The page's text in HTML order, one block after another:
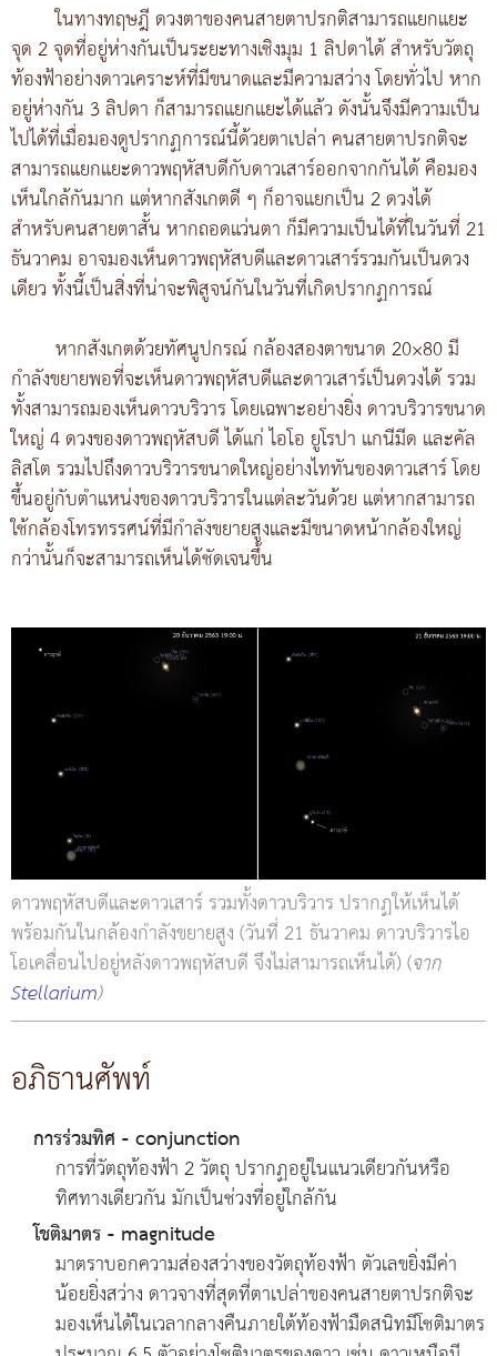
ในทางทฤษฎี ดวงตาของคนสายตาปรกติสามารถแยกแยะ
จุด 2 จุดที่อยู่ห่างกันเป็นระยะทางเชิงมุม 1 ลิปดาได้ สำหรับวัตถุ
ท้องฟ้าอย่างดาวเคราะห์ที่มีขนาดและมีความสว่าง โดยทั่วไป หาก
อยู่ห่างกัน 3 ลิปดา ก็สามารถแยกแยะได้แล้ว ดังนั้นจึงมีความเป็น
ไปได้ที่เมื่อมองดูปรากฏการณ์นี้ด้วยตาเปล่า คนสายตาปรกติจะ
สามารถแยกแยะดาวพฤหัสบดีกับดาวเสาร์ออกจากกันได้ คือมอง
เห็นใกล้กันมาก แต่หากสังเกตดี ๆ ก็อาจแยกเป็น 2 ดวงได้
สำหรับคนสายตาสั้น หากถอดแว่นตา ก็มีความเป็นได้ที่ในวันที่ 21
ธันวาคม อาจมองเห็นดาวพฤหัสบดีและดาวเสาร์รวมกันเป็นดวง
เดียว ทั้งนี้เป็นสิ่งที่น่าจะพิสูจน์กันในวันที่เกิดปรากฏการณ์
หากสังเกตด้วยทัศนูปกรณ์ กล้องสองตาขนาด 20×80 มี
กำลังขยายพอที่จะเห็นดาวพฤหัสบดีและดาวเสาร์เป็นดวงได้ รวม
ทั้งสามารถมองเห็นดาวบริวาร โดยเฉพาะอย่างยิ่ง ดาวบริวารขนาด
ใหญ่ 4 ดวงของดาวพฤหัสบดี ได้แก่ ไอโอ ยูโรปา แกนีมีด และคัล
ลิสโต รวมไปถึงดาวบริวารขนาดใหญ่อย่างไททันของดาวเสาร์ โดย
ขึ้นอยู่กับตำแหน่งของดาวบริวารในแต่ละวันด้วย แต่หากสามารถ
ใช้กล้องโทรทรรศน์ที่มีกำลังขยายสูงและมีขนาดหน้ากล้องใหญ่
กว่านั้นก็จะสามารถเห็นได้ชัดเจนขึ้น
ดาวพฤหัสบดีและดาวเสาร์ รวมทั้งดาวบริวาร ปรากฏให้เห็นได้
พร้อมกันในกล้องกำลังขยายสูง (วันที่ 21 ธันวาคม ดาวบริวารไอ
โอเคลื่อนไปอยู่หลังดาวพฤหัสบดี จึงไม่สามารถเห็นได้) (จาก
Stellarium)
อภิธานศัพท์
การร่วมทิศ - conjunction
การที่วัตถุท้องฟ้า 2 วัตถุ ปรากฏอยู่ในแนวเดียวกันหรือ
ทิศทางเดียวกัน มักเป็นช่วงที่อยู่ใกล้กัน
โชติมาตร - magnitude
มาตราบอกความส่องสว่างของวัตถุท้องฟ้า ตัวเลขยิ่งมีค่า
น้อยยิ่งสว่าง ดาวจางที่สุดที่ตาเปล่าของคนสายตาปรกติจะ
มองเห็นได้ในเวลากลางคืนภายใต้ท้องฟ้ามืดสนิทมีโชติมาตร